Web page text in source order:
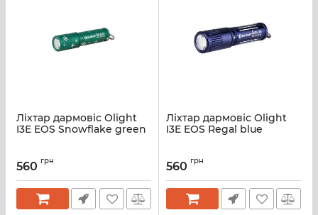
Ліхтар дармовіс Olight
I3E EOS Snowflake green
560 грн
Ліхтар дармовіс Olight
I3E EOS Regal blue
560 грн